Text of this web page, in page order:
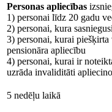
Personas apliecības
1) personai līdz 20 gadu
2) personai, kura
3) personai, kurai piešķirta
pensionāra apliecību
4) personai, kurai ir
uzrāda invaliditāti
5 nedēļu laikā